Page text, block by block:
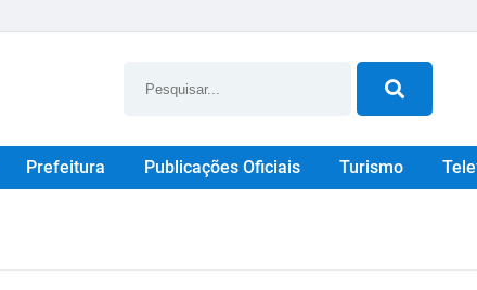
Prefeitura Publicações Oficiais Turismo